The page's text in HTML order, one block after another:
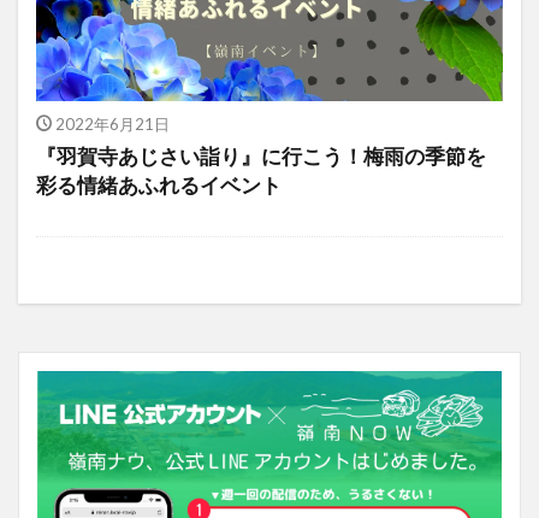
2022年6月21日
『羽賀寺あじさい詣り』に行こう！梅雨の季節を
彩る情緒あふれるイベント